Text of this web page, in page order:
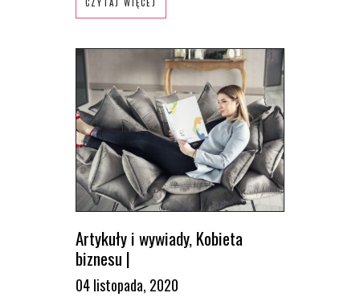
Artykuły i wywiady,Kobieta
biznesu |
04 listopada, 2020